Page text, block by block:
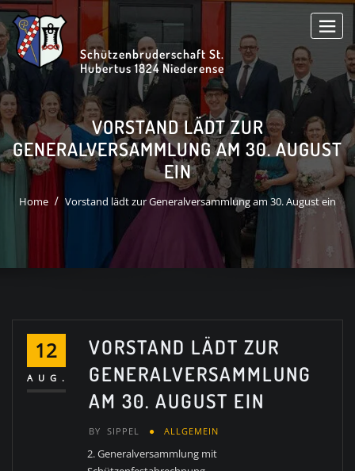
Skip
to
content
Schützenbruderschaft St.
Hubertus 1824 Niederense
VORSTAND LÄDT ZUR
GENERALVERSAMMLUNG AM 30. AUGUST
EIN
Home Vorstand lädt zur Generalversammlung am 30. August ein
12
AUG.
VORSTAND LÄDT ZUR
GENERALVERSAMMLUNG
AM 30. AUGUST EIN
BY SIPPEL ALLGEMEIN
2. Generalversammlung mit